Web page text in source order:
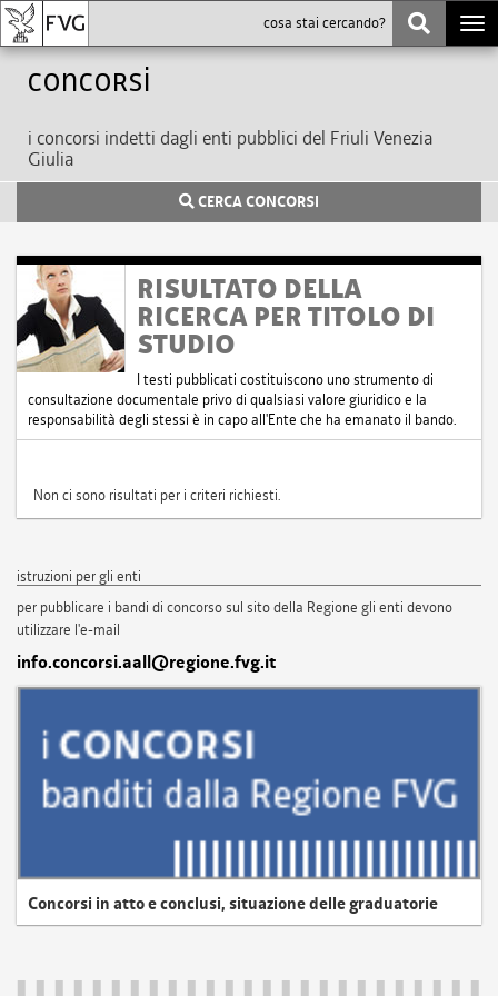
Concorsi
i concorsi indetti dagli enti pubblici del Friuli Venezia
Giulia
CERCA CONCORSI
RISULTATO DELLA
RICERCA PER TITOLO DI
STUDIO
I testi pubblicati costituiscono uno strumento di
consultazione documentale privo di qualsiasi valore giuridico e la
responsabilità degli stessi è in capo all'Ente che ha emanato il bando.
Non ci sono risultati per i criteri richiesti.
istruzioni per gli enti
per pubblicare i bandi di concorso sul sito della Regione gli enti devono
utilizzare l'e-mail
info.concorsi.aall@regione.fvg.it
Concorsi in atto e conclusi, situazione delle graduatorie